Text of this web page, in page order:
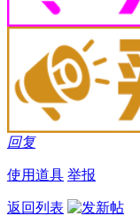
回复
使用道具 举报
返回列表